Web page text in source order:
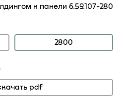
к панели 6.59.107-280
2800
pdf